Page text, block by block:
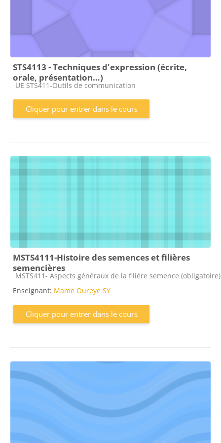
STS4113 - Techniques d'expression (écrite,
orale, présentation…)
Catégorie de cours
UE STS411-Outils de communication
Cliquer pour entrer dans le cours
MSTS4111-Histoire des semences et filières
semencières
Catégorie de cours
MSTS411- Aspects généraux de la filiére semence (obligatoire)
Enseignant: Mame Oureye SY
Cliquer pour entrer dans le cours